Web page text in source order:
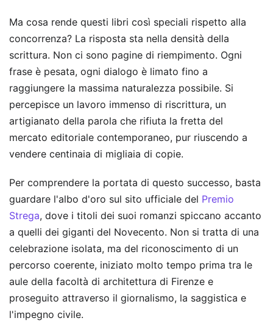
Ma cosa rende questi libri così speciali rispetto alla
concorrenza? La risposta sta nella densità della
scrittura. Non ci sono pagine di riempimento. Ogni
frase è pesata, ogni dialogo è limato fino a
raggiungere la massima naturalezza possibile. Si
percepisce un lavoro immenso di riscrittura, un
artigianato della parola che rifiuta la fretta del
mercato editoriale contemporaneo, pur riuscendo a
vendere centinaia di migliaia di copie.
Per comprendere la portata di questo successo, basta
guardare l'albo d'oro sul sito ufficiale del Premio
Strega, dove i titoli dei suoi romanzi spiccano accanto
a quelli dei giganti del Novecento. Non si tratta di una
celebrazione isolata, ma del riconoscimento di un
percorso coerente, iniziato molto tempo prima tra le
aule della facoltà di architettura di Firenze e
proseguito attraverso il giornalismo, la saggistica e
l'impegno civile.